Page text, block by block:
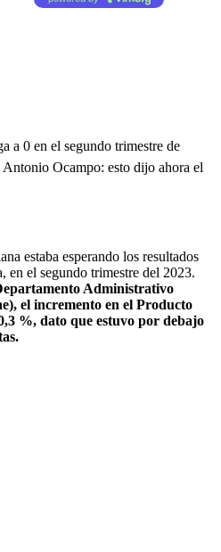
a 0 en el segundo trimestre de
Ocampo: esto dijo ahora el
estaba esperando los resultados
en el segundo trimestre del 2023.
Administrativo
el incremento en el Producto
%, dato que estuvo por debajo